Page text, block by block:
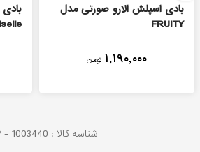
بادی اسپلش الارو صورتی مدل
FRUITY
۱,۱۹۰,۰۰۰ تومان
شناسه کالا : - 1003440